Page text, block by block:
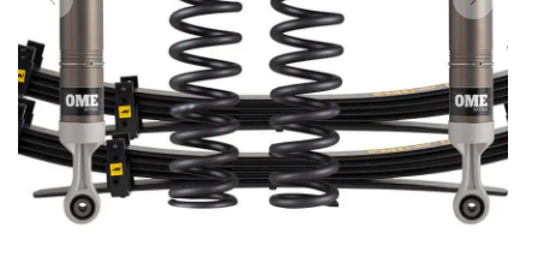
Выбор языка
Выбор валюты